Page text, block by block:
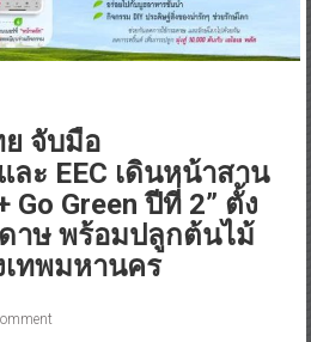
ย จับมือ
ะ EEC เดินหน้าสาน
Green ปีที่ 2” ตั้ง
าษ พร้อมปลูกต้นไม้
ทพมหานคร